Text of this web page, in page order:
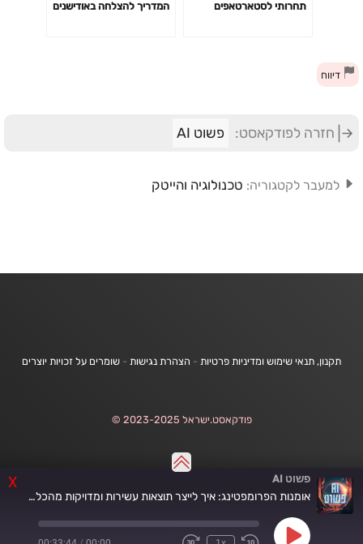
X פשוט AI
אומנות הפרומפטינג: איך לייצר תוצאות עשירות ומדויקות מהכלים | פרק 13 עם רינת קינן
Play
תחרותי לסטארטאפים
המדריך להצלחה באודישנים
דיווח
חזרה לפודקאסט: פשוט AI
למעבר לקטגוריה: טכנולוגיה והייטק
תקנון, תנאי שימוש ומדיניות פרטיות - הצהרת נגישות - שומרים על זכויות יוצרים
פודקאסט.ישראל 2023-2025 ©